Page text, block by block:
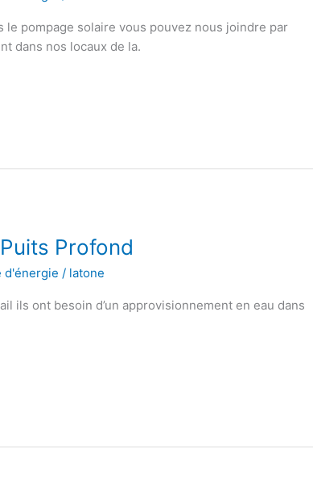
le pompage solaire vous pouvez nous joindre par
dans nos locaux de la.
Profond
d'énergie / latone
ils ont besoin d’un approvisionnement en eau dans